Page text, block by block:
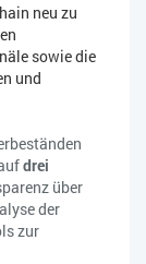
neu zu
sowie die
und
drei
über
der
zur